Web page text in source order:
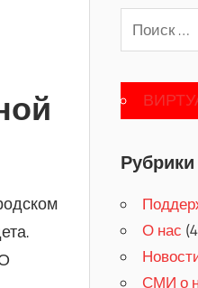
Поиск
для:
Рубрики
О нас
СМИ о